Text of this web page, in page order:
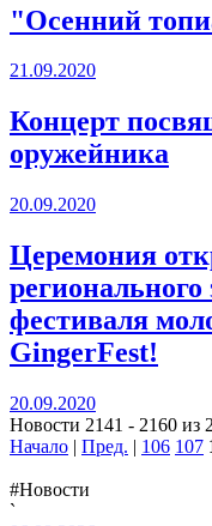
"Осенний
21.09.2020
Концерт
оружейника
20.09.2020
Церемония
фестиваля
GingerFest!
20.09.2020
Новости 2141 - 2160 из
Начало | Пред. | 106 107
#Новости
`